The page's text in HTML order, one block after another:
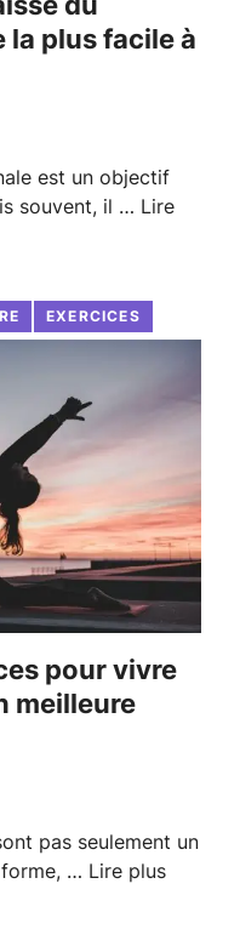
la plus facile à
est un objectif
souvent, il … Lire
EXERCICES
meilleure
pas seulement un
… Lire plus